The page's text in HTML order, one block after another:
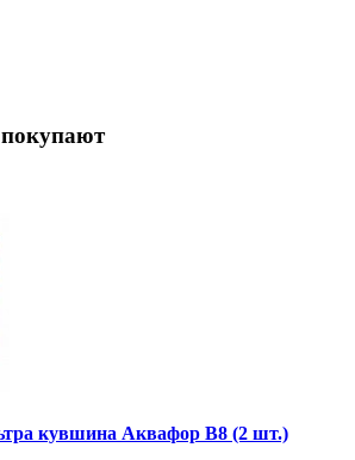
кувшина Аквафор В8 (2 шт.)